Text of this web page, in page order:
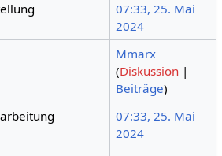
07:33, 25. Mai
2024
Mmarx
(Diskussion |
Beiträge)
07:33, 25. Mai
2024